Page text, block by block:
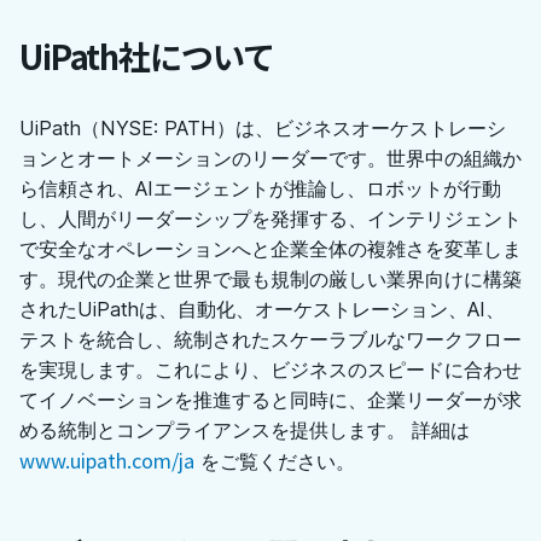
UiPath社について
UiPath（NYSE: PATH）は、ビジネスオーケストレーシ
ョンとオートメーションのリーダーです。世界中の組織か
ら信頼され、AIエージェントが推論し、ロボットが行動
し、人間がリーダーシップを発揮する、インテリジェント
で安全なオペレーションへと企業全体の複雑さを変革しま
す。現代の企業と世界で最も規制の厳しい業界向けに構築
されたUiPathは、自動化、オーケストレーション、AI、
テストを統合し、統制されたスケーラブルなワークフロー
を実現します。これにより、ビジネスのスピードに合わせ
てイノベーションを推進すると同時に、企業リーダーが求
める統制とコンプライアンスを提供します。 詳細は
www.uipath.com/ja をご覧ください。